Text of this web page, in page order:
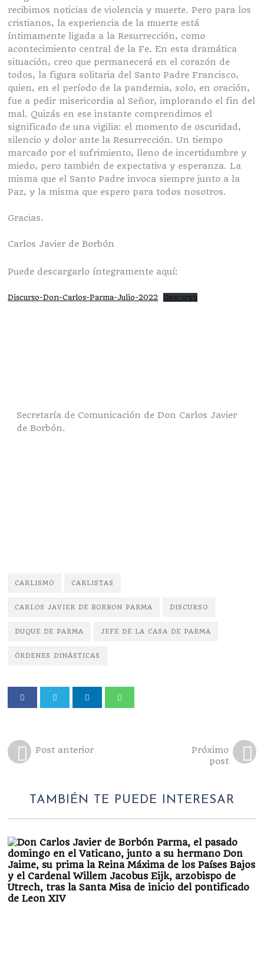
recibimos noticias de violencia y muerte. Pero para los
cristianos, la experiencia de la muerte está
íntimamente ligada a la Resurrección, como
acontecimiento central de la Fe. En esta dramática
situación, creo que permanecerá en el corazón de
todos, la figura solitaria del Santo Padre Francisco,
quien, en el período de la pandemia, solo, en oración,
fue a pedir misericordia al Señor, implorando el fin del
mal. Quizás en ese instante comprendimos el
significado de una vigilia: el momento de oscuridad,
silencio y dolor ante la Resurrección. Un tiempo
marcado por el sufrimiento, lleno de incertidumbre y
miedo, pero también de expectativa y esperanza. La
misma que el Santo Padre invoca siempre junto a la
Paz, y la misma que espero para todos nosotros.
Gracias.
Carlos Javier de Borbón
Puede descargarlo íntegramente aquí:
Discurso-Don-Carlos-Parma-Julio-2022 Descarga
Secretaría de Comunicación de Don Carlos Javier
de Borbón.
CARLISMO CARLISTAS
CARLOS JAVIER DE BORBON PARMA DISCURSO
DUQUE DE PARMA JEFE DE LA CASA DE PARMA
ÓRDENES DINÁSTICAS
Post anterior
Próximo
post
TAMBIÉN TE PUEDE INTERESAR